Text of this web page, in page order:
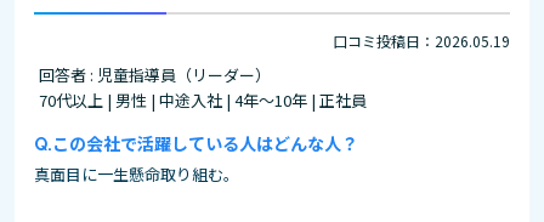
口コミ投稿日：2026.05.19
回答者 : 児童指導員（リーダー）
70代以上 | 男性 | 中途入社 | 4年～10年 | 正社員
この会社で活躍している人はどんな人？
真面目に一生懸命取り組む。